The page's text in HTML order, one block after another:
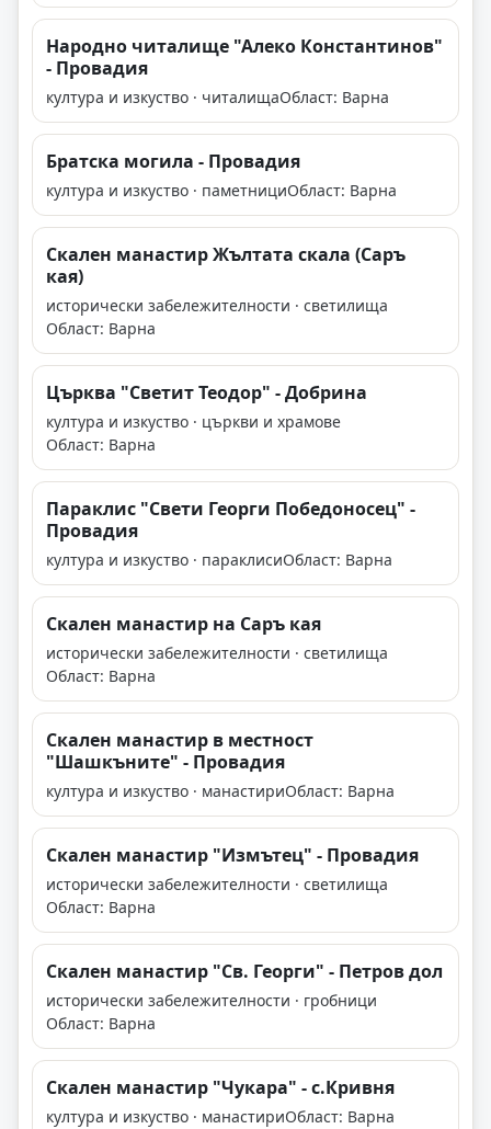
Народно читалище "Алеко Константинов"
- Провадия
култура и изкуство · читалищаОбласт: Варна
Братска могила - Провадия
култура и изкуство · паметнициОбласт: Варна
Скален манастир Жълтата скала (Саръ
кая)
исторически забележителности · светилища
Област: Варна
Църква "Светит Теодор" - Добрина
култура и изкуство · църкви и храмове
Област: Варна
Параклис "Свети Георги Победоносец" -
Провадия
култура и изкуство · параклисиОбласт: Варна
Скален манастир на Саръ кая
исторически забележителности · светилища
Област: Варна
Скален манастир в местност
"Шашкъните" - Провадия
култура и изкуство · манастириОбласт: Варна
Скален манастир "Измътец" - Провадия
исторически забележителности · светилища
Област: Варна
Скален манастир "Св. Георги" - Петров дол
исторически забележителности · гробници
Област: Варна
Скален манастир "Чукара" - с.Кривня
култура и изкуство · манастириОбласт: Варна